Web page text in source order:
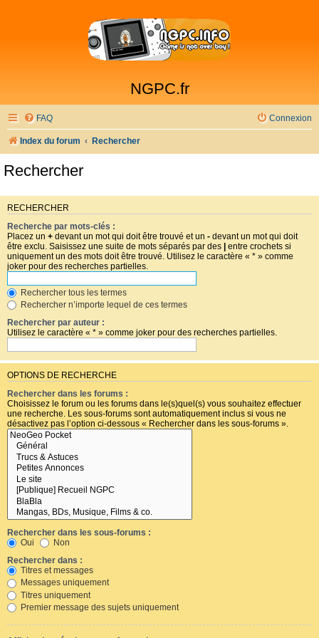
NGPC.fr
FAQ Connexion
Index du forum Rechercher
Rechercher
RECHERCHER
Recherche par mots-clés :
Placez un + devant un mot qui doit être trouvé et un - devant un mot qui doit
être exclu. Saisissez une suite de mots séparés par des | entre crochets si
uniquement un des mots doit être trouvé. Utilisez le caractère « * » comme
joker pour des recherches partielles.
Rechercher tous les termes
Rechercher n’importe lequel de ces termes
Rechercher par auteur :
Utilisez le caractère « * » comme joker pour des recherches partielles.
OPTIONS DE RECHERCHE
Rechercher dans les forums :
Choisissez le forum ou les forums dans le(s)quel(s) vous souhaitez effectuer
une recherche. Les sous-forums sont automatiquement inclus si vous ne
désactivez pas l’option ci-dessous « Rechercher dans les sous-forums ».
Rechercher dans les sous-forums :
Oui
Non
Rechercher dans :
Titres et messages
Messages uniquement
Titres uniquement
Premier message des sujets uniquement